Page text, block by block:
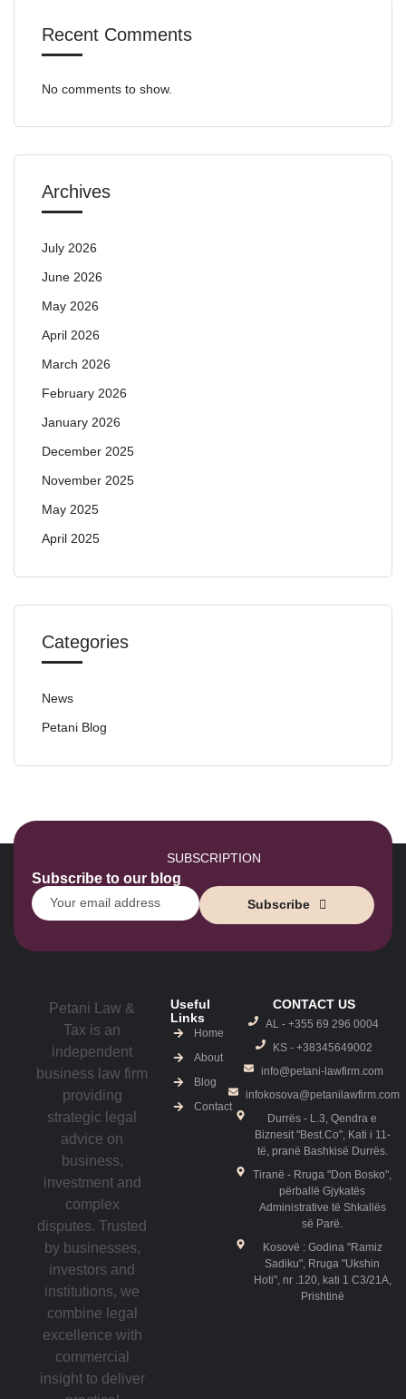
Recent Comments
No comments to show.
Archives
July 2026
June 2026
May 2026
April 2026
March 2026
February 2026
January 2026
December 2025
November 2025
May 2025
April 2025
Categories
News
Petani Blog
SUBSCRIPTION
Subscribe to our blog
Subscribe
Petani Law &
Tax is an
independent
business law firm
providing
strategic legal
advice on
business,
investment and
complex
disputes. Trusted
by businesses,
investors and
institutions, we
combine legal
excellence with
commercial
insight to deliver
Useful
Links
Home
About
Blog
Contact
CONTACT US
AL - +355 69 296 0004
KS - ‎+38345649002
info@petani-lawfirm.com
infokosova@petanilawfirm.com
Durrës - L.3, Qendra e
Biznesit "Best.Co", Kati i 11-
të, pranë Bashkisë Durrës.
Tiranë - Rruga "Don Bosko",
përballë Gjykatës
Administrative të Shkallës
së Parë.
Kosovë : Godina "Ramiz
Sadiku", Rruga "Ukshin
Hoti", nr .120, kati 1 C3/21A,
Prishtinë